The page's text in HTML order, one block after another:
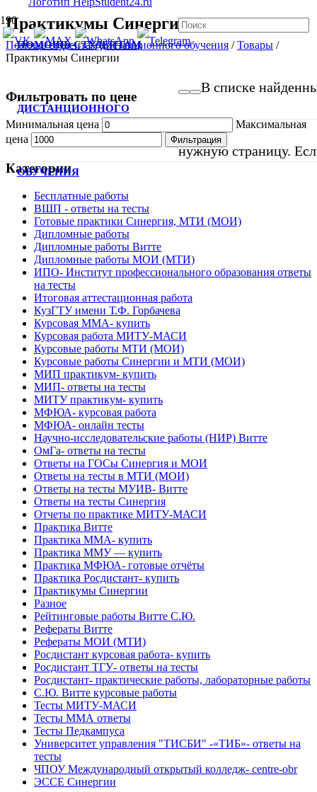
ПОМОЩЬ СТУДЕНТАМ
ДИСТАНЦИОННОГО
ОБУЧЕНИЯ
В списке
нужную страницу.
Практикумы Синергии
Помощь студентам дистанционного обучения /Товары /
Практикумы Синергии
Фильтровать по цене
Минимальная цена
Максимальная
цена
Фильтрация
Категории
Бесплатные работы
ВШП - ответы на тесты
Готовые практики Синергия, МТИ (МОИ)
Дипломные работы
Дипломные работы Витте
Дипломные работы МОИ (МТИ)
ИПО- Институт профессионального образования ответы
на тесты
Итоговая аттестационная работа
КузГТУ имени Т.Ф. Горбачева
Курсовая ММА- купить
Курсовая работа МИТУ-МАСИ
Курсовые работы МТИ (МОИ)
Курсовые работы Синергии и МТИ (МОИ)
МИП практикум- купить
МИП- ответы на тесты
МИТУ практикум- купить
МФЮА- курсовая работа
МФЮА- онлайн тесты
Научно-исследовательские работы (НИР) Витте
ОмГа- ответы на тесты
Ответы на ГОСы Синергия и МОИ
Ответы на тесты в МТИ (МОИ)
Ответы на тесты МУИВ- Витте
Ответы на тесты Синергия
Отчеты по практике МИТУ-МАСИ
Практика Витте
Практика ММА- купить
Практика ММУ — купить
Практика МФЮА- готовые отчёты
Практика Росдистант- купить
Практикумы Синергии
Разное
Рейтинговые работы Витте С.Ю.
Рефераты Витте
Рефераты МОИ (МТИ)
Росдистант курсовая работа- купить
Росдистант ТГУ- ответы на тесты
Росдистант- практические работы, лабораторные работы
С.Ю. Витте курсовые работы
Тесты МИТУ-МАСИ
Тесты ММА ответы
Тесты Педкампуса
Университет управления "ТИСБИ" -«ТИБ»- ответы на
тесты
ЧПОУ Международный открытый колледж- centre-obr
ЭССЕ Синергии